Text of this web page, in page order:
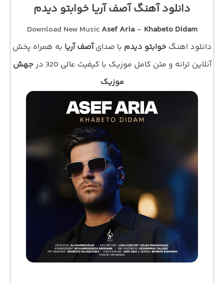
دانلود آهنگ آصف آریا خوابتو دیدم
Download New Music Asef Aria– Khabeto Didam
دانلود اهنگخوابتو دیدم با صدایآصف آریا به همراه پخش
آنلاین ترانه و متن کامل موزیک با کیفیت عالی 320 در
جهش
موزیک